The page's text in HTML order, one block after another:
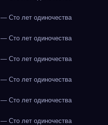
Сто лет одиночества
Сто лет одиночества
Сто лет одиночества
Сто лет одиночества
Сто лет одиночества
Сто лет одиночества